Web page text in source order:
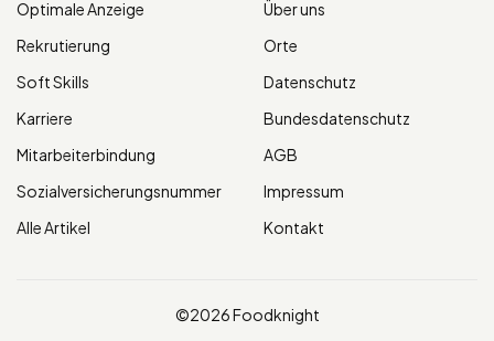
Optimale Anzeige
Rekrutierung
Soft Skills
Karriere
Mitarbeiterbindung
Sozialversicherungsnummer
Alle Artikel
Über uns
Orte
Datenschutz
Bundesdatenschutz
AGB
Impressum
Kontakt
©2026 Foodknight